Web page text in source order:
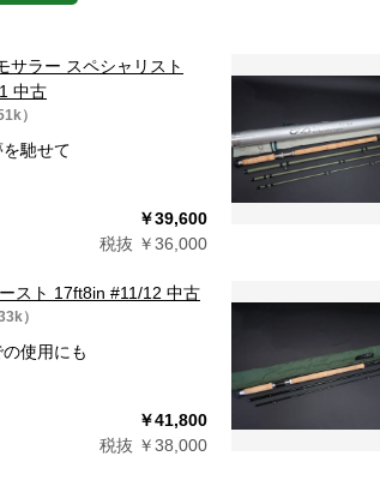
サラー スペシャリスト
中古
）
馳せて
￥39,600
税抜 ￥36,000
ースト 17ft8in #11/12 中古
）
の使用にも
￥41,800
税抜 ￥38,000